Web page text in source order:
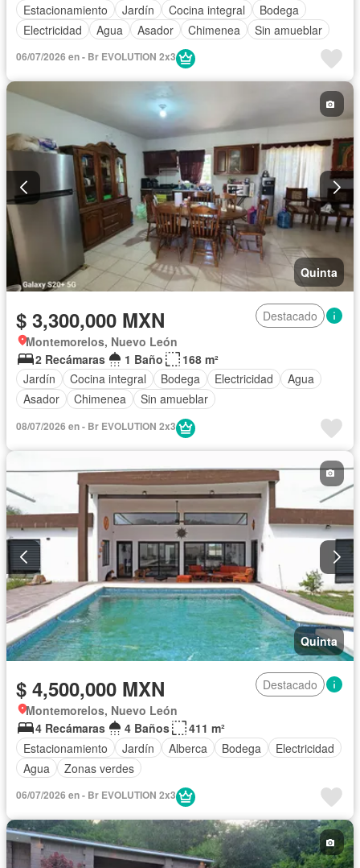
Estacionamiento
Jardín Cocina integral
Bodega
Electricidad
Agua Asador Chimenea Sin amueblar
06/07/2026 en - Br EVOLUTION 2x3
Quinta
$ 3,300,000 MXN
Destacado
Montemorelos, Nuevo León
2 Recámaras
1 Baño
168 m²
Jardín
Cocina integral Bodega Electricidad
Agua
Asador
Chimenea Sin amueblar
08/07/2026 en - Br EVOLUTION 2x3
Quinta
$ 4,500,000 MXN
Destacado
Montemorelos, Nuevo León
4 Recámaras
4 Baños
411 m²
Estacionamiento
Jardín Alberca Bodega
Electricidad
Agua
Zonas verdes
06/07/2026 en - Br EVOLUTION 2x3